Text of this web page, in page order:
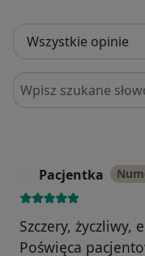
Szukaj w opiniach
Pacjentka
Szczery, życzliwy,
Poświęca